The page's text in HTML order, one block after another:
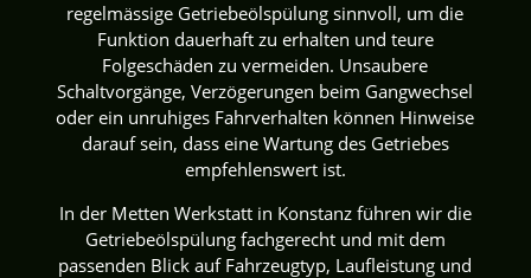
regelmässige Getriebeölspülung sinnvoll, um die
Funktion dauerhaft zu erhalten und teure
Folgeschäden zu vermeiden. Unsaubere
Schaltvorgänge, Verzögerungen beim Gangwechsel
oder ein unruhiges Fahrverhalten können Hinweise
darauf sein, dass eine Wartung des Getriebes
empfehlenswert ist.
In der Metten Werkstatt in Konstanz führen wir die
Getriebeölspülung fachgerecht und mit dem
passenden Blick auf Fahrzeugtyp, Laufleistung und